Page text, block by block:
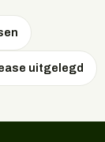
uitgelegd